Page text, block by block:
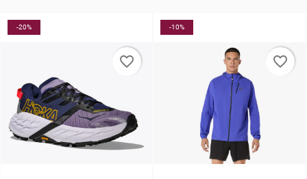
-20%
favorite_border
-10%
favorite_border